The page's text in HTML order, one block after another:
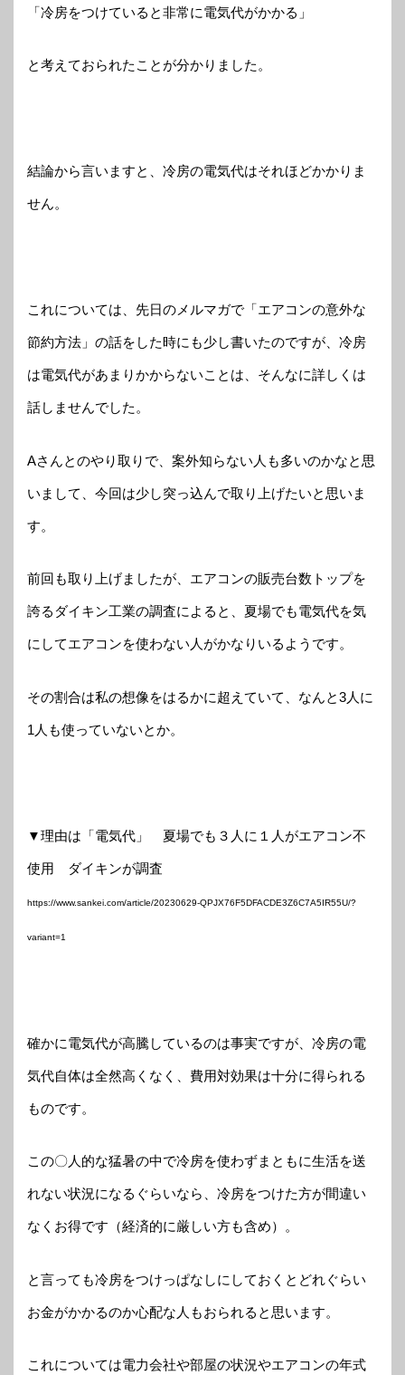
「冷房をつけていると非常に電気代がかかる」
と考えておられたことが分かりました。
結論から言いますと、冷房の電気代はそれほどかかりま
せん。
これについては、先日のメルマガで「エアコンの意外な
節約方法」の話をした時にも少し書いたのですが、冷房
は電気代があまりかからないことは、そんなに詳しくは
話しませんでした。
Aさんとのやり取りで、案外知らない人も多いのかなと思
いまして、今回は少し突っ込んで取り上げたいと思いま
す。
前回も取り上げましたが、エアコンの販売台数トップを
誇るダイキン工業の調査によると、夏場でも電気代を気
にしてエアコンを使わない人がかなりいるようです。
その割合は私の想像をはるかに超えていて、なんと3人に
1人も使っていないとか。
▼理由は「電気代」 夏場でも３人に１人がエアコン不
使用 ダイキンが調査
https://www.sankei.com/article/20230629-QPJX76F5DFACDE3Z6C7A5IR55U/?
variant=1
確かに電気代が高騰しているのは事実ですが、冷房の電
気代自体は全然高くなく、費用対効果は十分に得られる
ものです。
この〇人的な猛暑の中で冷房を使わずまともに生活を送
れない状況になるぐらいなら、冷房をつけた方が間違い
なくお得です（経済的に厳しい方も含め）。
と言っても冷房をつけっぱなしにしておくとどれぐらい
お金がかかるのか心配な人もおられると思います。
これについては電力会社や部屋の状況やエアコンの年式